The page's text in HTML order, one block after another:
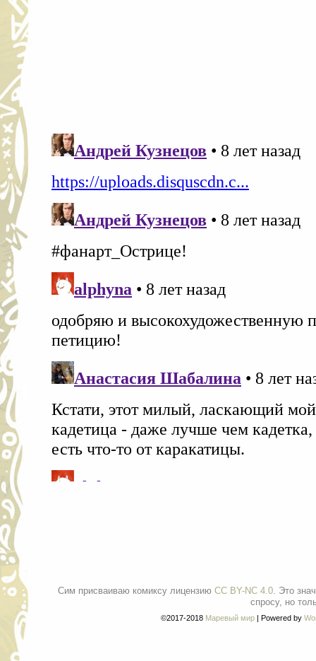
Сим присваиваю комиксу лицензию CC BY-NC 4.0. Это
спросу, но
©2017-2018 Маревый мир | Powered by